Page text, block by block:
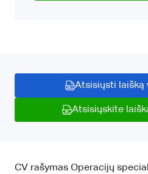
Atsisiųsti laišką
Atsisiųskite
CV rašymas Operacijų